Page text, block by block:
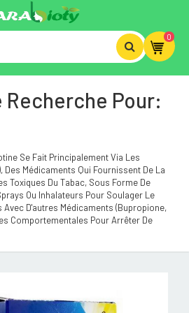
0
Recherche Pour:
Se Fait Principalement Via Les
Des Médicaments Qui Fournissent De La
Toxiques Du Tabac, Sous Forme De
Ou Inhalateurs Pour Soulager Le
Avec D'autres Médicaments (bupropione,
Comportementales Pour Arrêter De